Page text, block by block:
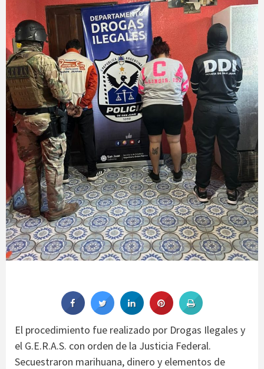
El procedimiento fue realizado por Drogas Ilegales y
el G.E.R.A.S. con orden de la Justicia Federal.
Secuestraron marihuana, dinero y elementos de